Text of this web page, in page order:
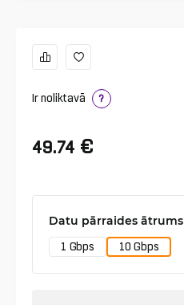
Ir noliktavā ?
49.74 €
Datu pārraides ātrums
1 Gbps 10 Gbps